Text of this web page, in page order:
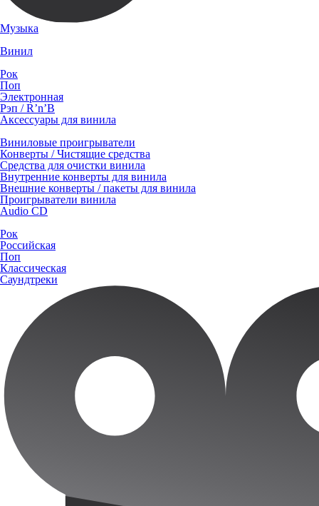
Музыка
Винил
Рок
Поп
Электронная
Рэп / R’n’B
Аксессуары для винила
Виниловые проигрыватели
Конверты / Чистящие средства
Средства для очистки винила
Внутренние конверты для винила
Внешние конверты / пакеты для винила
Проигрыватели винила
Audio CD
Рок
Российская
Поп
Классическая
Саундтреки